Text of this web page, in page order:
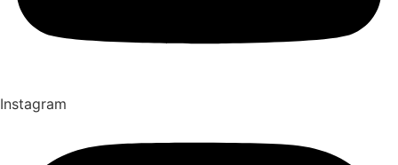
Instagram